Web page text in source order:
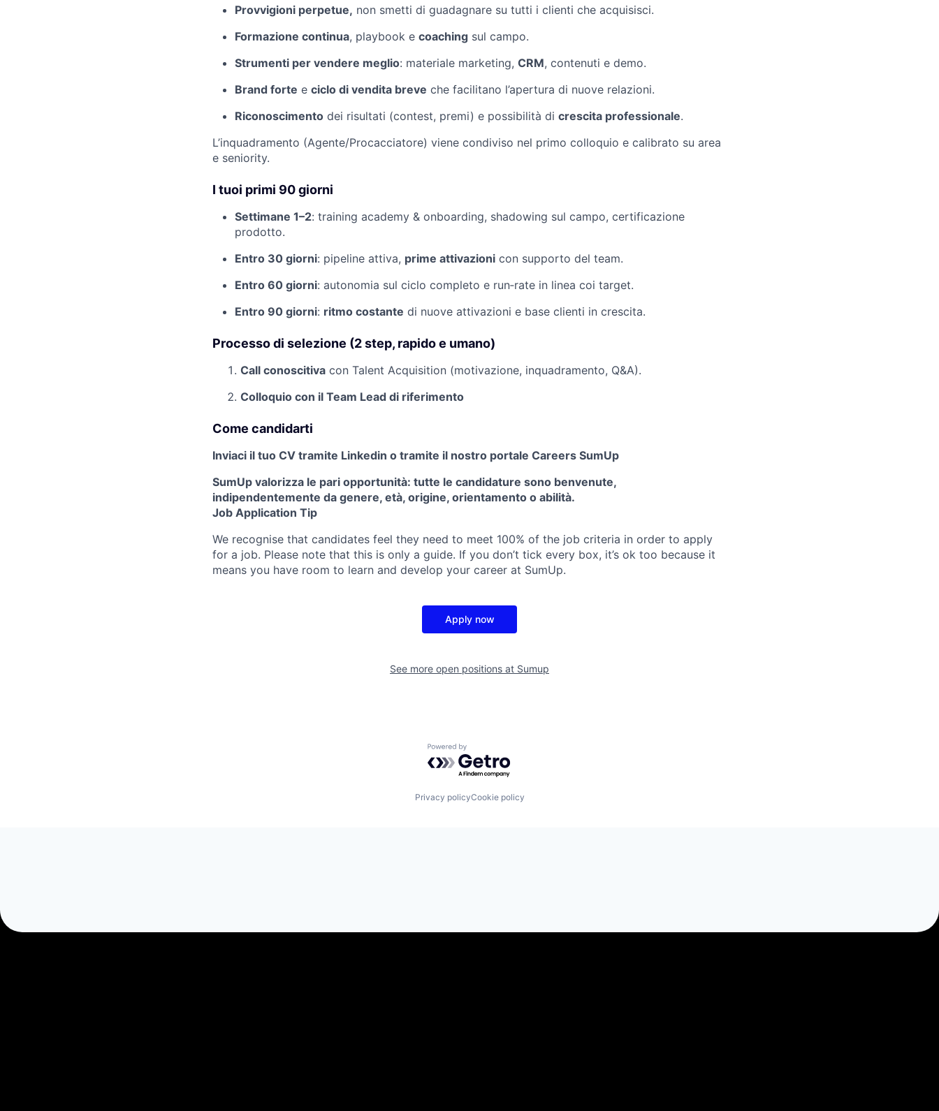
Provvigioni perpetue, non smetti di guadagnare su tutti i clienti che acquisisci.
Formazione continua, playbook e coaching sul campo.
Strumenti per vendere meglio: materiale marketing, CRM, contenuti e demo.
Brand forte e ciclo di vendita breve che facilitano l’apertura di nuove relazioni.
Riconoscimento dei risultati (contest, premi) e possibilità di crescita professionale.
L’inquadramento (Agente/Procacciatore) viene condiviso nel primo colloquio e calibrato su area
e seniority.
I tuoi primi 90 giorni
Settimane 1–2: training academy & onboarding, shadowing sul campo, certificazione
prodotto.
Entro 30 giorni: pipeline attiva, prime attivazioni con supporto del team.
Entro 60 giorni: autonomia sul ciclo completo e run‑rate in linea coi target.
Entro 90 giorni: ritmo costante di nuove attivazioni e base clienti in crescita.
Processo di selezione (2 step, rapido e umano)
Call conoscitiva con Talent Acquisition (motivazione, inquadramento, Q&A).
Colloquio con il Team Lead di riferimento
Come candidarti
Inviaci il tuo CV tramite Linkedin o tramite il nostro portale Careers SumUp
SumUp valorizza le pari opportunità: tutte le candidature sono benvenute,
indipendentemente da genere, età, origine, orientamento o abilità.
Job Application Tip
We recognise that candidates feel they need to meet 100% of the job criteria in order to apply
for a job. Please note that this is only a guide. If you don’t tick every box, it’s ok too because it
means you have room to learn and develop your career at SumUp.
Apply now
See more open positions at Sumup
Powered by Getro.com
Privacy policyCookie policy